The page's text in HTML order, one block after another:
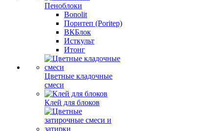
Пеноблоки
Bonolit
Поритеп (Poritep)
ВКБлок
Исткульт
Итонг
Цветные кладочные
смеси
Клей для блоков